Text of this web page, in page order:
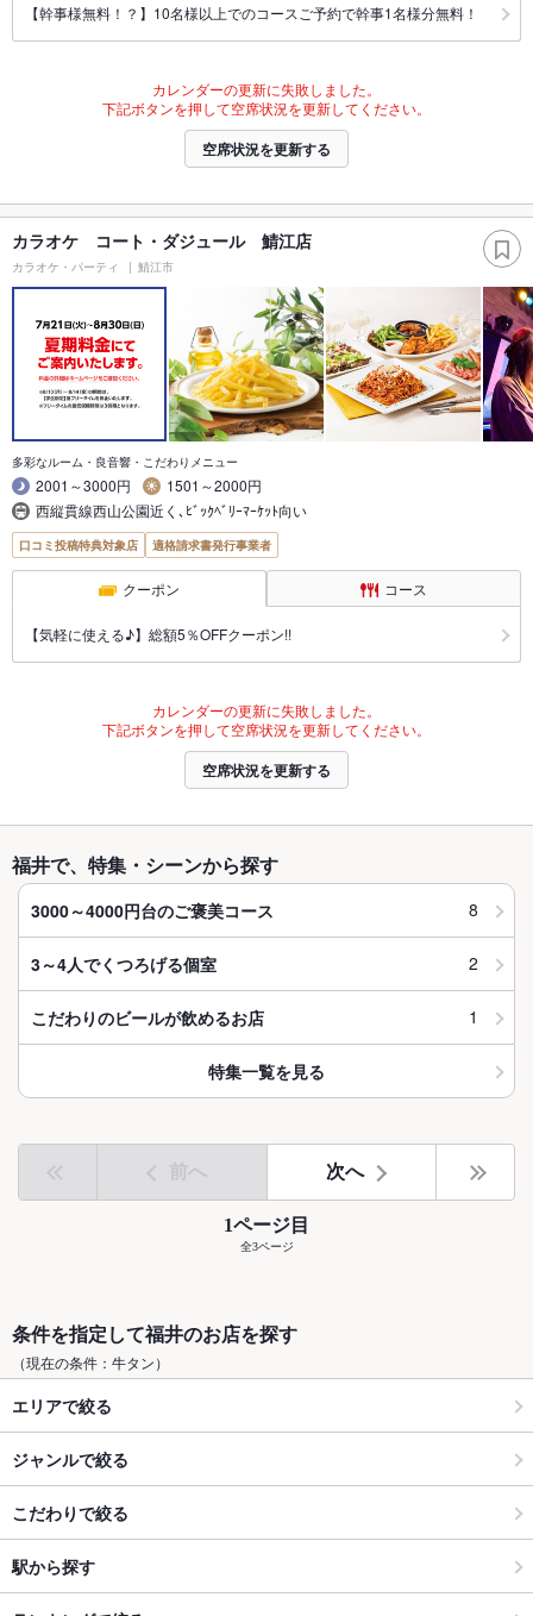
【幹事様無料！？】10名様以上でのコースご予約で幹事1名様分無料！
カレンダーの更新に失敗しました。
下記ボタンを押して空席状況を更新してください。
空席状況を更新する
カラオケ コート・ダジュール 鯖江店
カラオケ・パーティ 鯖江市
多彩なルーム・良音響・こだわりメニュー
2001～3000円
1501～2000円
西縦貫線西山公園近く､ﾋﾞｯｸﾍﾞﾘｰﾏｰｹｯﾄ向い
口コミ投稿特典対象店 適格請求書発行事業者
クーポン コース
【気軽に使える♪】総額5％OFFクーポン!!
カレンダーの更新に失敗しました。
下記ボタンを押して空席状況を更新してください。
空席状況を更新する
福井で、特集・シーンから探す
3000～4000円台のご褒美コース 8
3～4人でくつろげる個室 2
こだわりのビールが飲めるお店 1
特集一覧を見る
前へ 次へ
1ページ目
全3ページ
条件を指定して福井のお店を探す
（現在の条件：牛タン）
エリアで絞る
ジャンルで絞る
こだわりで絞る
駅から探す